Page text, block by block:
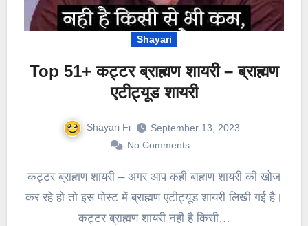
Shayari
Top 51+ कट्टर ब्राह्मण शायरी – ब्राह्मण
एटीट्यूड शायरी
Shayari Fi
September 13, 2023
No Comments
कट्टर ब्राह्मण शायरी – अगर आप कही बाह्मण शायरी की खोज
कर रहे हो तो इस पोस्ट में ब्राह्मण एटीट्यूड शायरी लिखी गई है।
कट्टर ब्राह्मण शायरी नही है किसी…